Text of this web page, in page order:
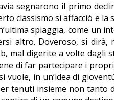
segnarono il primo
classismo si affacciò e
spiaggia, come un
altro. Doveroso, si
mal digerite a volte dagli
di far partecipare i
vuole, in un’idea di
tenuti insieme non tanto